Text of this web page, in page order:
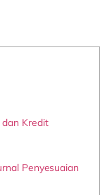
dan Kredit
Penyesuaian